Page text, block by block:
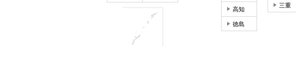
三重
高知
徳島